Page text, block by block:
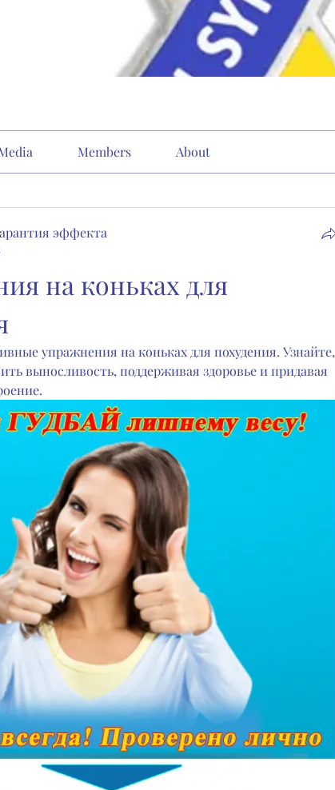
Members About
эффекта
на коньках для
упражнения на коньках для похудения. Узнайте,
выносливость, поддерживая здоровье и придавая